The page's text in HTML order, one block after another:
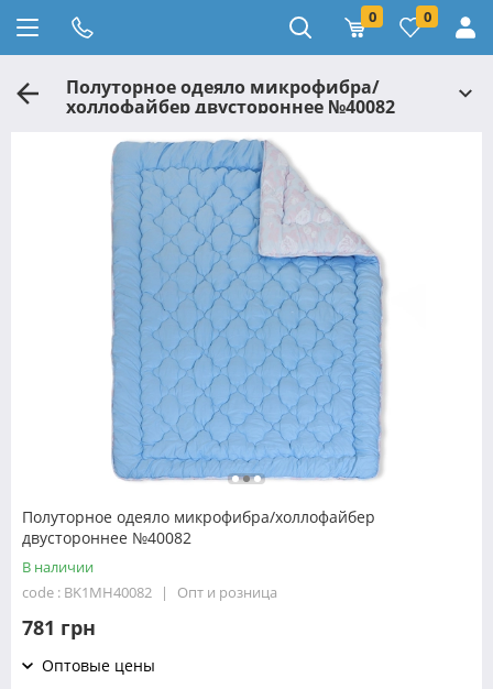
0 0
Полуторное одеяло микрофибра/
холлофайбер двустороннее №40082
Полуторное одеяло микрофибра/холлофайбер
двустороннее №40082
В наличии
code : BK1MH40082
Опт и розница
781 грн
Оптовые цены